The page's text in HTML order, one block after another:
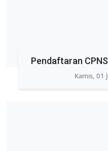
Pendaftaran
Kamis, 01